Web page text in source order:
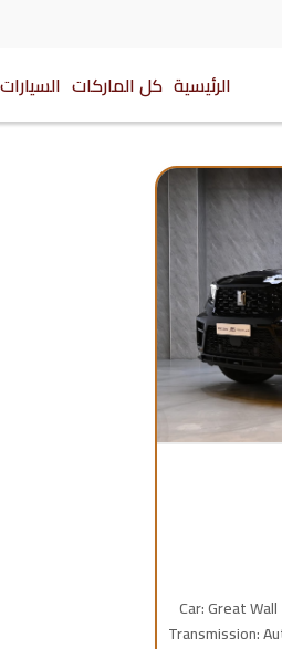
الرئيسية كل الماركات السيارات
Car: Great Wall Tank 700
Transmission: Automatic Fuel Type: